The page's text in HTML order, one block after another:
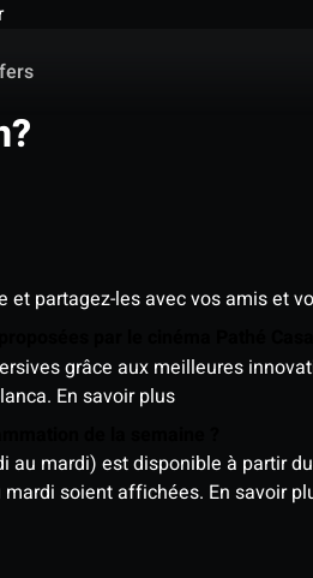
et partagez-les avec vos amis et
grâce aux meilleures
En savoir plus
au mardi) est disponible à partir
soient affichées. En savoir